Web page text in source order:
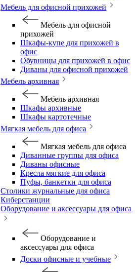
Мебель для офисной прихожей
Мебель для офисной
прихожей
Шкафы-купе для прихожей в
офис
Обувницы для прихожей в офис
Диваны для офисной прихожей
Мебель архивная
Мебель архивная
Шкафы архивные
Шкафы картотечные
Мягкая мебель для офиса
Мягкая мебель для офиса
Диванные группы для офиса
Диваны офисные
Кресла мягкие для офиса
Пуфы, банкетки для офиса
Столики журнальные для офиса
Киберстанции
Оборудование и аксессуары для офиса
Оборудование и
аксессуары для офиса
Доски офисные и учебные